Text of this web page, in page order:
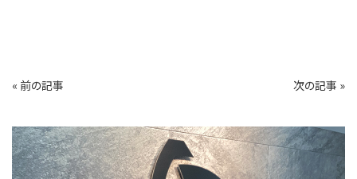
« 前の記事 次の記事 »